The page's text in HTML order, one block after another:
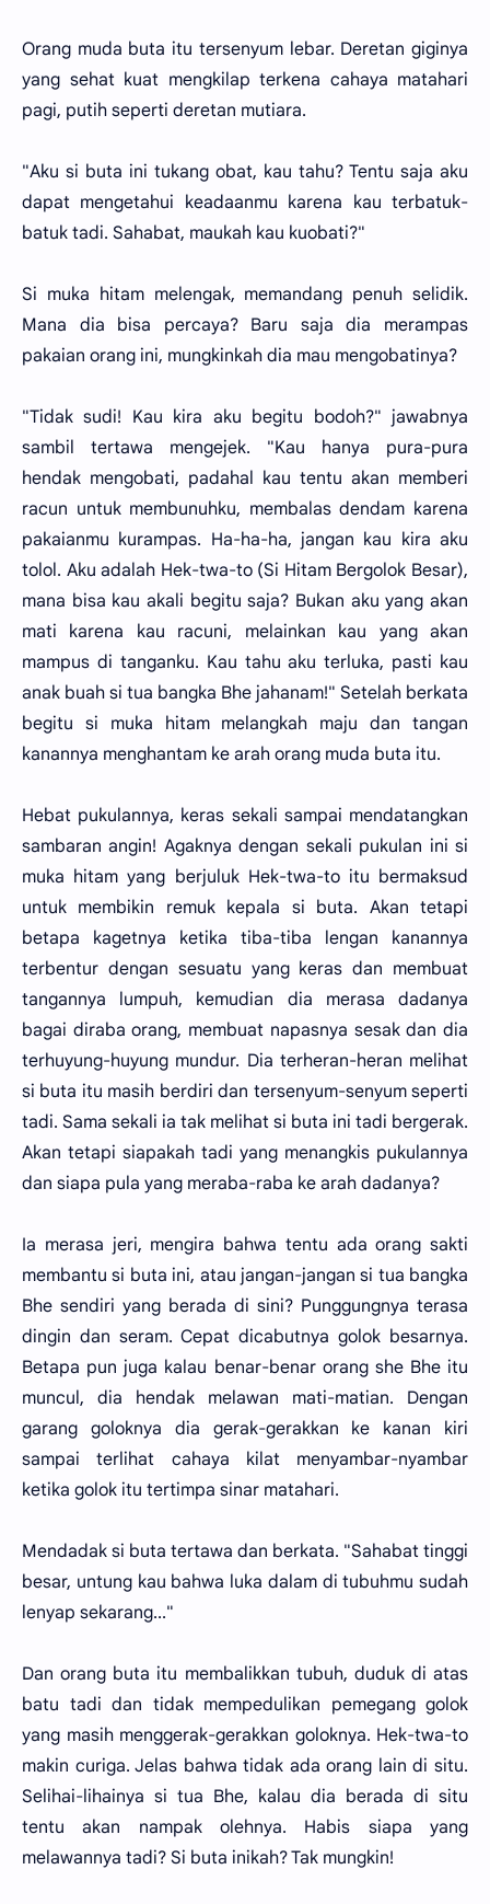
Orang muda buta itu tersenyum lebar. Deretan giginya
yang sehat kuat mengkilap terkena cahaya matahari
pagi, putih seperti deretan mutiara.
"Aku si buta ini tukang obat, kau tahu? Tentu saja aku
dapat mengetahui keadaanmu karena kau terbatuk-
batuk tadi. Sahabat, maukah kau kuobati?"
Si muka hitam melengak, memandang penuh selidik.
Mana dia bisa percaya? Baru saja dia merampas
pakaian orang ini, mungkinkah dia mau mengobatinya?
"Tidak sudi! Kau kira aku begitu bodoh?" jawabnya
sambil tertawa mengejek. "Kau hanya pura-pura
hendak mengobati, padahal kau tentu akan memberi
racun untuk membunuhku, membalas dendam karena
pakaianmu kurampas. Ha-ha-ha, jangan kau kira aku
tolol. Aku adalah Hek-twa-to (Si Hitam Bergolok Besar),
mana bisa kau akali begitu saja? Bukan aku yang akan
mati karena kau racuni, melainkan kau yang akan
mampus di tanganku. Kau tahu aku terluka, pasti kau
anak buah si tua bangka Bhe jahanam!" Setelah berkata
begitu si muka hitam melangkah maju dan tangan
kanannya menghantam ke arah orang muda buta itu.
Hebat pukulannya, keras sekali sampai mendatangkan
sambaran angin! Agaknya dengan sekali pukulan ini si
muka hitam yang berjuluk Hek-twa-to itu bermaksud
untuk membikin remuk kepala si buta. Akan tetapi
betapa kagetnya ketika tiba-tiba lengan kanannya
terbentur dengan sesuatu yang keras dan membuat
tangannya lumpuh, kemudian dia merasa dadanya
bagai diraba orang, membuat napasnya sesak dan dia
terhuyung-huyung mundur. Dia terheran-heran melihat
si buta itu masih berdiri dan tersenyum-senyum seperti
tadi. Sama sekali ia tak melihat si buta ini tadi bergerak.
Akan tetapi siapakah tadi yang menangkis pukulannya
dan siapa pula yang meraba-raba ke arah dadanya?
Ia merasa jeri, mengira bahwa tentu ada orang sakti
membantu si buta ini, atau jangan-jangan si tua bangka
Bhe sendiri yang berada di sini? Punggungnya terasa
dingin dan seram. Cepat dicabutnya golok besarnya.
Betapa pun juga kalau benar-benar orang she Bhe itu
muncul, dia hendak melawan mati-matian. Dengan
garang goloknya dia gerak-gerakkan ke kanan kiri
sampai terlihat cahaya kilat menyambar-nyambar
ketika golok itu tertimpa sinar matahari.
Mendadak si buta tertawa dan berkata. "Sahabat tinggi
besar, untung kau bahwa luka dalam di tubuhmu sudah
lenyap sekarang..."
Dan orang buta itu membalikkan tubuh, duduk di atas
batu tadi dan tidak mempedulikan pemegang golok
yang masih menggerak-gerakkan goloknya. Hek-twa-to
makin curiga. Jelas bahwa tidak ada orang lain di situ.
Selihai-lihainya si tua Bhe, kalau dia berada di situ
tentu akan nampak olehnya. Habis siapa yang
melawannya tadi? Si buta inikah? Tak mungkin!